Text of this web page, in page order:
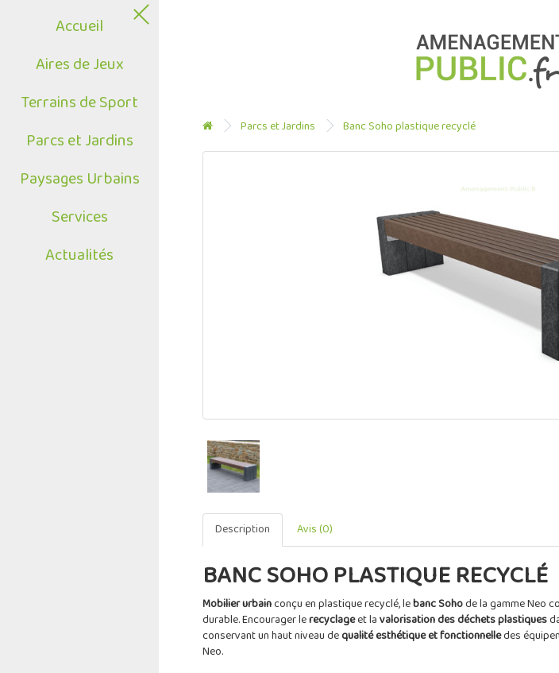
Accueil
Aires de Jeux
Terrains de Sport
Parcs et Jardins
Paysages Urbains
Services
Actualités
Parcs et Jardins Banc Soho plastique recyclé
Description Avis (0)
BANC SOHO PLASTIQUE RECYCLÉ
Mobilier urbainconçu en plastique recyclé, lebanc Sohode la gamme Neo
durable. Encourager lerecyclageet lavalorisation des déchets plastiques
conservant un haut niveau dequalité esthétique et fonctionnelledes
Neo.